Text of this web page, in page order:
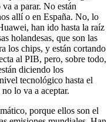
a parar. No están
allí o en España. No, lo
han ido hasta la raíz
holandesas, que son las
los chips, y están cortando
al PIB, pero, sobre todo,
diciendo los
tecnológico hasta el
lo va a aceptar.
porque ellos son el